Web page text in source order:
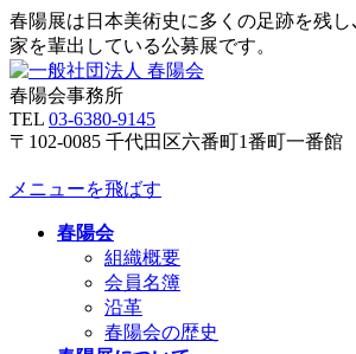
春陽展は日本美術史に多くの足跡を残
家を輩出している公募展です。
春陽会事務所
TEL 03-6380-9145
〒102-0085 千代田区六番町1番町一番館
メニューを飛ばす
春陽会
組織概要
会員名簿
沿革
春陽会の歴史